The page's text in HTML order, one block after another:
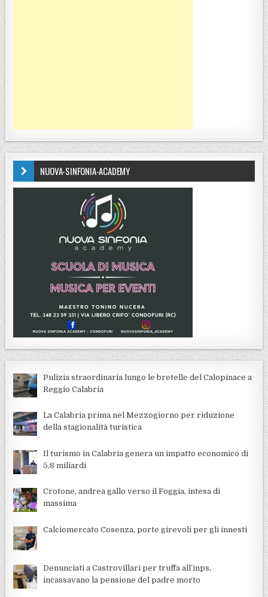
NUOVA-SINFONIA-ACADEMY
Pulizia straordinaria lungo le bretelle del Calopinace a
Reggio Calabria
La Calabria prima nel Mezzogiorno per riduzione
della stagionalità turistica
Il turismo in Calabria genera un impatto economico di
5,8 miliardi
Crotone, andrea gallo verso il Foggia, intesa di
massima
Calciomercato Cosenza, porte girevoli per gli innesti
Denunciati a Castrovillari per truffa all’inps,
incassavano la pensione del padre morto